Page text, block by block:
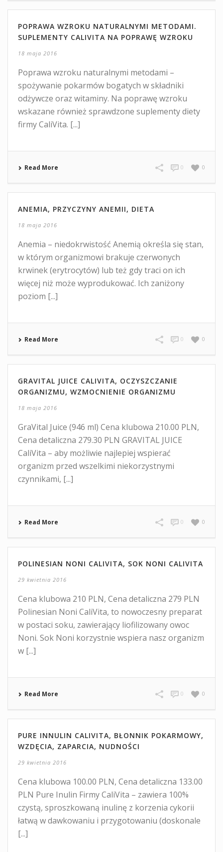
POPRAWA WZROKU NATURALNYMI METODAMI.
SUPLEMENTY CALIVITA NA POPRAWĘ WZROKU
18 maja 2016
Poprawa wzroku naturalnymi metodami –
spożywanie pokarmów bogatych w składniki
odżywcze oraz witaminy. Na poprawę wzroku
wskazane również sprawdzone suplementy diety
firmy CaliVita. [...]
Read More 0
0
ANEMIA, PRZYCZYNY ANEMII, DIETA
18 maja 2016
Anemia – niedokrwistość Anemią określa się stan,
w którym organizmowi brakuje czerwonych
krwinek (erytrocytów) lub też gdy traci on ich
więcej niż może wyprodukować. Ich zaniżony
poziom [...]
Read More 0
0
GRAVITAL JUICE CALIVITA, OCZYSZCZANIE
ORGANIZMU, WZMOCNIENIE ORGANIZMU
18 maja 2016
GraVital Juice (946 ml) Cena klubowa 210.00 PLN,
Cena detaliczna 279.30 PLN GRAVITAL JUICE
CaliVita – aby możliwie najlepiej wspierać
organizm przed wszelkimi niekorzystnymi
czynnikami, [...]
Read More 0
0
POLINESIAN NONI CALIVITA, SOK NONI CALIVITA
29 kwietnia 2016
Cena klubowa 210 PLN, Cena detaliczna 279 PLN
Polinesian Noni CaliVita, to nowoczesny preparat
w postaci soku, zawierający liofilizowany owoc
Noni. Sok Noni korzystnie wspiera nasz organizm
w [...]
Read More 0
0
PURE INNULIN CALIVITA, BŁONNIK POKARMOWY,
WZDĘCIA, ZAPARCIA, NUDNOŚCI
29 kwietnia 2016
Cena klubowa 100.00 PLN, Cena detaliczna 133.00
PLN Pure Inulin Firmy CaliVita – zawiera 100%
czystą, sproszkowaną inulinę z korzenia cykorii
łatwą w dawkowaniu i przygotowaniu (doskonale
[...]